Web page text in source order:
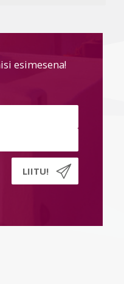
esimesena!